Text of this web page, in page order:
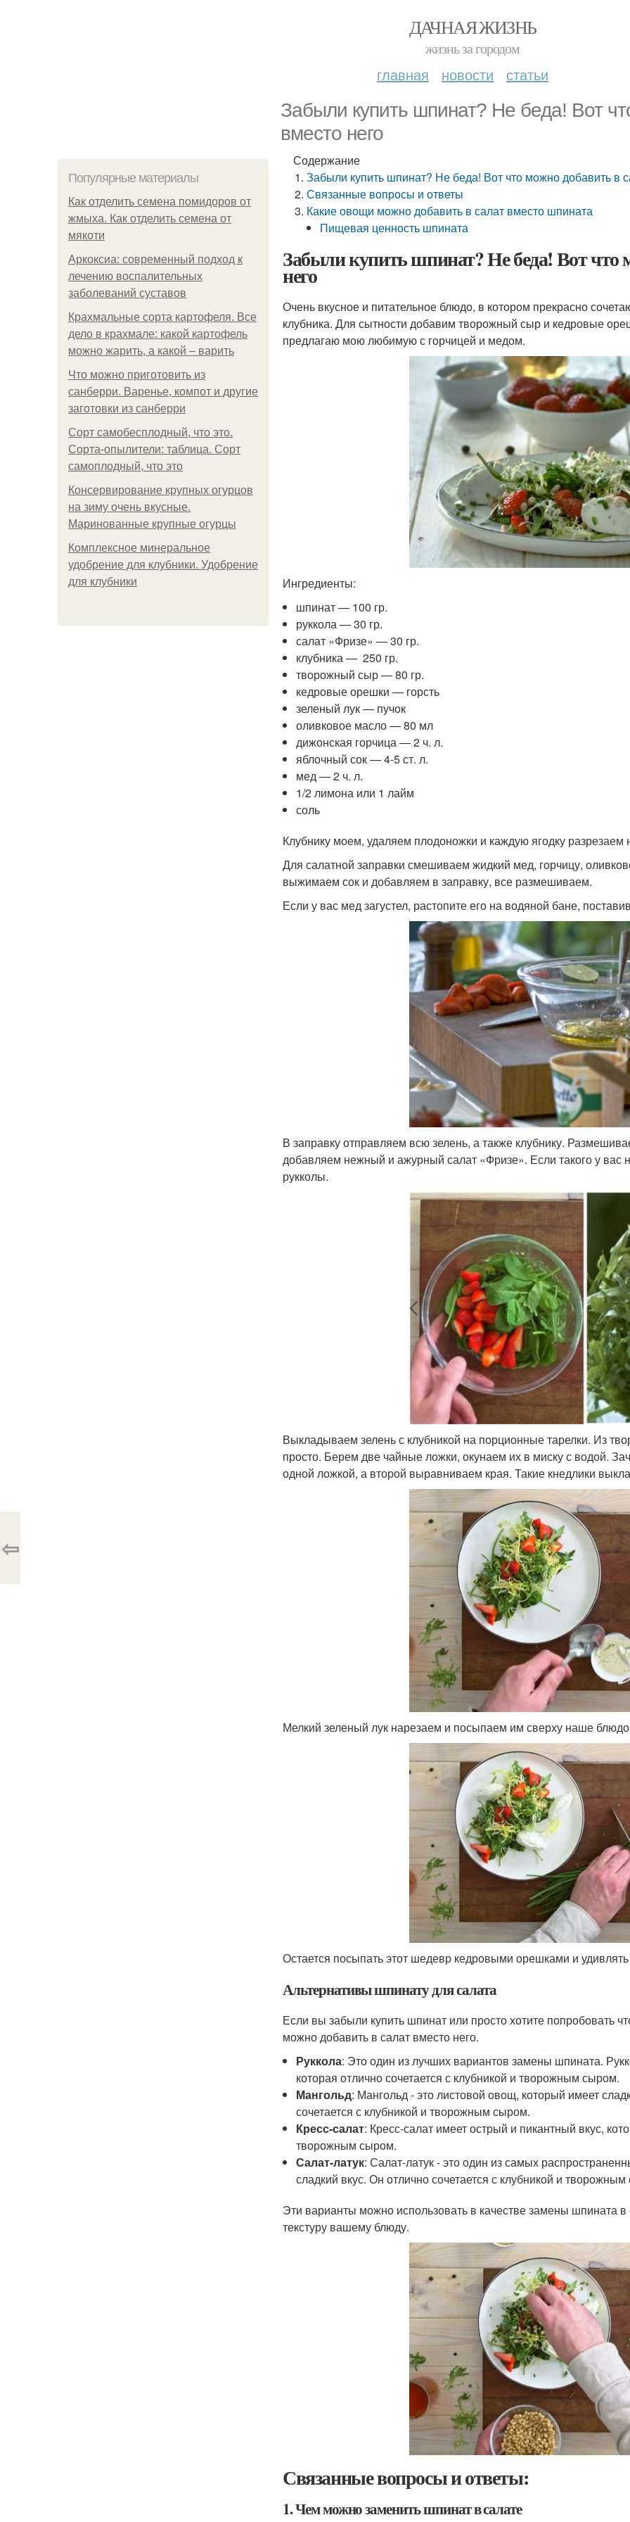
ДАЧНАЯ ЖИЗНЬ
жизнь за городом
главная новости статьи
Забыли купить шпинат? Не беда! Вот
вместо него
Популярные материалы
Как отделить семена помидоров от
жмыха. Как отделить семена от
мякоти
Аркоксиа: современный подход к
лечению воспалительных
заболеваний суставов
Крахмальные сорта картофеля. Все
дело в крахмале: какой картофель
можно жарить, а какой – варить
Что можно приготовить из
санберри. Варенье, компот и другие
заготовки из санберри
Сорт самобесплодный, что это.
Сорта-опылители: таблица. Сорт
самоплодный, что это
Консервирование крупных огурцов
на зиму очень вкусные.
Маринованные крупные огурцы
Комплексное минеральное
удобрение для клубники. Удобрение
для клубники
Содержание
Забыли купить шпинат? Не беда! Вот что можно добавить в
Связанные вопросы и ответы
Какие овощи можно добавить в салат вместо шпината
Пищевая ценность шпината
Забыли купить шпинат? Не беда! Вот что
него
Очень вкусное и питательное блюдо, в котором прекрасно
клубника. Для сытности добавим творожный сыр и кедровые
предлагаю мою любимую с горчицей и медом.
Ингредиенты:
шпинат — 100 гр.
руккола — 30 гр.
салат «Фризе» — 30 гр.
клубника — 250 гр.
творожный сыр — 80 гр.
кедровые орешки — горсть
зеленый лук — пучок
оливковое масло — 80 мл
дижонская горчица — 2 ч. л.
яблочный сок — 4-5 ст. л.
мед — 2 ч. л.
1/2 лимона или 1 лайм
соль
Клубнику моем, удаляем плодоножки и каждую ягодку разрезаем
Для салатной заправки смешиваем жидкий мед, горчицу,
выжимаем сок и добавляем в заправку, все размешиваем.
Если у вас мед загустел, растопите его на водяной бане,
В заправку отправляем всю зелень, а также клубнику.
добавляем нежный и ажурный салат «Фризе». Если такого у вас
рукколы.
Выкладываем зелень с клубникой на порционные тарелки. Из
просто. Берем две чайные ложки, окунаем их в миску с водой.
одной ложкой, а второй выравниваем края. Такие кнедлики
Мелкий зеленый лук нарезаем и посыпаем им сверху наше
Остается посыпать этот шедевр кедровыми орешками и удивлять
Альтернативы шпинату для салата
Если вы забыли купить шпинат или просто хотите попробовать
можно добавить в салат вместо него.
Руккола: Это один из лучших вариантов замены шпината.
которая отлично сочетается с клубникой и творожным сыром.
Мангольд: Мангольд - это листовой овощ, который имеет
сочетается с клубникой и творожным сыром.
Кресс-салат: Кресс-салат имеет острый и пикантный вкус,
творожным сыром.
Салат-латук: Салат-латук - это один из самых
сладкий вкус. Он отлично сочетается с клубникой и
Эти варианты можно использовать в качестве замены шпината
текстуру вашему блюду.
Связанные вопросы и ответы:
1. Чем можно заменить шпинат в салате
⇦